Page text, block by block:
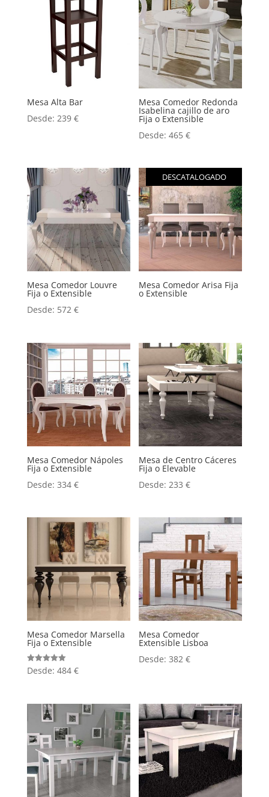
Mesa Alta Bar
Desde: 239 €
Mesa Comedor Redonda
Isabelina cajillo de aro
Fija o Extensible
Desde:465€
Mesa Comedor Louvre
Fija o Extensible
Desde: 572 €
DESCATALOGADO
Mesa Comedor Arisa Fija
o Extensible
Mesa Comedor Nápoles
Fija o Extensible
Desde: 334 €
Mesa de Centro Cáceres
Fija o Elevable
Desde: 233€
Mesa Comedor Marsella
Fija o Extensible
Valorado
con
Desde: 484 €
Mesa Comedor
Extensible Lisboa
Desde:382€